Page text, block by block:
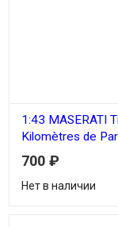
1:43 MASERATI
Kilomètres de
700 ₽
Нет в наличии